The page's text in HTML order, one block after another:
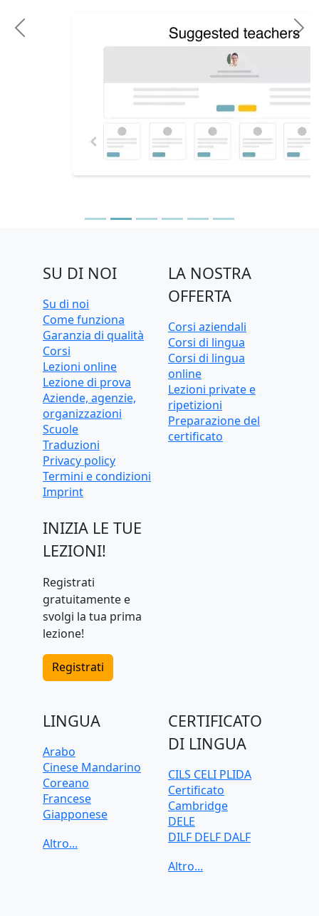
Previous
SU DI NOI
Su di noi
Come funziona
Garanzia di qualità
Corsi
Lezioni online
Lezione di prova
Aziende, agenzie,
organizzazioni
Scuole
Traduzioni
Privacy policy
Termini e condizioni
Imprint
INIZIA LE TUE
LEZIONI!
Registrati
gratuitamente e
svolgi la tua prima
lezione!
Registrati
LA NOSTRA
OFFERTA
Corsi aziendali
Corsi di lingua
Corsi di lingua
online
Lezioni private e
ripetizioni
Preparazione del
certificato
LINGUA
Arabo
Cinese Mandarino
Coreano
Francese
Giapponese
Inglese
CERTIFICATO
DI LINGUA
CILS CELI PLIDA
Certificato
Cambridge
DELE
DILF DELF DALF
IELTS